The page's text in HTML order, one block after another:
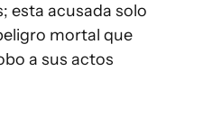
esta acusada solo
mortal que
a sus actos